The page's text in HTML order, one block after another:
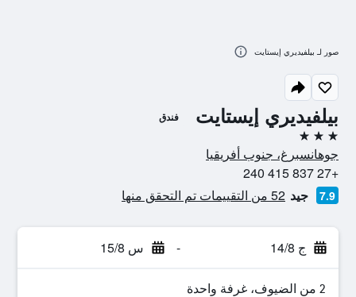
بيلفيديري إيستايت فندق
3 نجوم
جوهانسبرغ، جنوب أفريقيا
+27 837 415 240
7.9 جيد 52 من التقييمات تم التحقق منها
ج 14/8 - س 15/8
2 من الضيوف، غرفة واحدة
صور لـ بيلفيديري إيستايت